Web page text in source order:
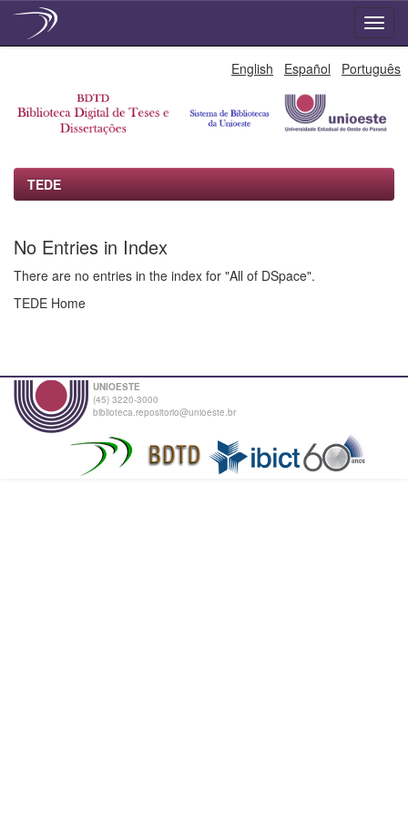
English Español Português
TEDE
No Entries in Index
There are no entries in the index for "All of DSpace".
TEDE Home
UNIOESTE
(45) 3220-3000
biblioteca.repositorio@unioeste.br